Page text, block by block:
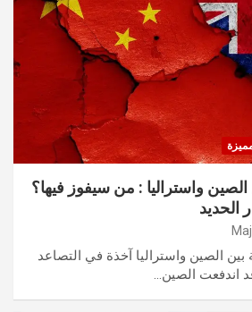
الصين واستراليا : من سيفوز فيها؟
الحديد
بين الصين واستراليا آخذة في التصاعد
اندفعت الصين…